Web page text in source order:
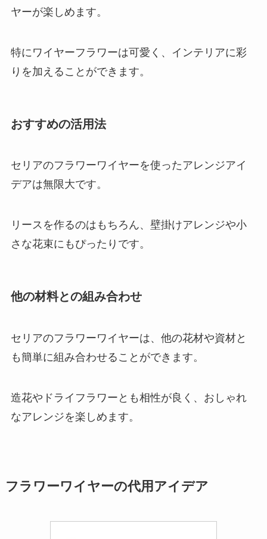
ヤーが楽しめます。
特にワイヤーフラワーは可愛く、インテリアに彩
りを加えることができます。
おすすめの活用法
セリアのフラワーワイヤーを使ったアレンジアイ
デアは無限大です。
リースを作るのはもちろん、壁掛けアレンジや小
さな花束にもぴったりです。
他の材料との組み合わせ
セリアのフラワーワイヤーは、他の花材や資材と
も簡単に組み合わせることができます。
造花やドライフラワーとも相性が良く、おしゃれ
なアレンジを楽しめます。
フラワーワイヤーの代用アイデア